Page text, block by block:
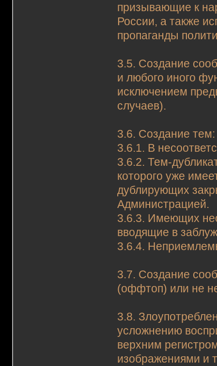
призывающие к
России, а также
пропаганды
3.5. Создание
и любого иного
исключением
случаев).
3.6. Создание тем:
3.6.1. В
3.6.2. Тем-
которого уже
дублирующих
Администрацией.
3.6.3. Имеющих
вводящие в
3.6.4.
3.7. Создание
(оффтоп) или не
3.8.
усложнению
верхним
изображениями и